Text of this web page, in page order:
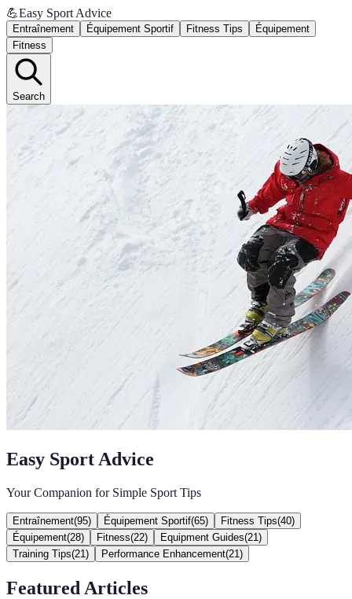
💪Easy Sport Advice
Entraînement Équipement Sportif Fitness Tips
Équipement
Fitness
Search
Easy Sport Advice
Your Companion for Simple Sport Tips
Entraînement(95) Équipement Sportif(65) Fitness Tips(40)
Équipement(28) Fitness(22) Equipment Guides(21 )
Training Tips(21 ) Performance Enhancement(21 )
Featured Articles